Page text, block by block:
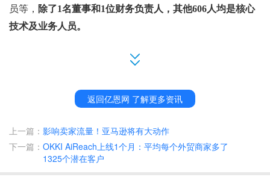
员等 ， 除了1名董事和1位财务负责人，其他606人均是核心
技术及业务人员。
首次授予的业绩考核年度为2025年-2026年两个会计年度，
当年度的归属条件之一。
第一个归属期 50%，以2024年为基数，2025年营收或扣非净
返回亿恩网 了解更多资讯
上一篇： 影响卖家流量！亚马逊将有大动作
下一篇： OKKI AiReach上线1个月：平均每个外贸商家多了
1325个潜在客户